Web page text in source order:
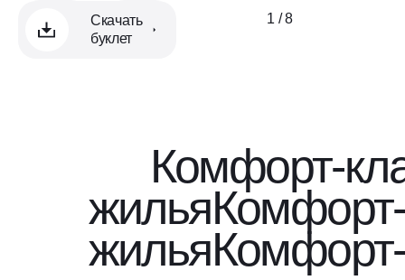
Скачать
буклет
1 / 8
Комфорт-
жилья
жилья